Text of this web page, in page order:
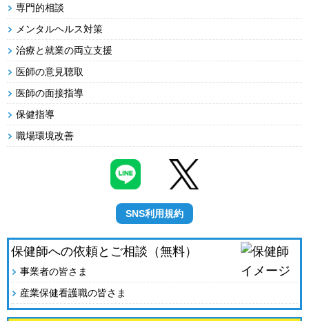
専門的相談
メンタルヘルス対策
治療と就業の両立支援
医師の意見聴取
医師の面接指導
保健指導
職場環境改善
SNS利用規約
保健師への依頼とご相談（無料）
事業者の皆さま
産業保健看護職の皆さま